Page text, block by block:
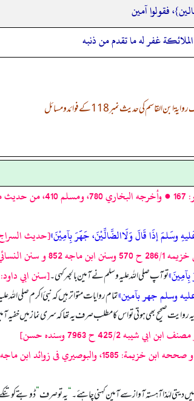
فقولوا آمين
غفر له ما تقدم من ذنبه
ابن القاسم کی حدیث نمبر 118 کے فوائد و مسائل
وسَلمَ إذَا قَالَ وَلَاالضَّالِّيْنَ، جَهََرَ بِآمِيْنَ»[حديث
تو آپ صلی اللہ علیہ وسلم نے آمین بالجہر کہی۔[سنن ابي داود: 933، الخلافيات للبيهقي، قلمي ص 15/1
عليه وسلم جهر بآمين»تمام روایات متواتر ہیں کہ نبیٔ اکرم صلی اللہ
صحیح بھی ہوتی تو اس کا مطلب صرف یہ تھا کہ سری نماز میں خفیہ
دیتی لہٰذا آہستہ آواز سے آمین کہنی چاہئے۔“یہ تو صرف”ڈوبتے کو